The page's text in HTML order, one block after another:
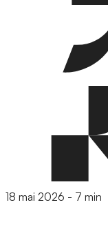
18 mai 2026 - 7 min